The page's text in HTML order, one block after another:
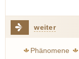
weiter
Phänomene